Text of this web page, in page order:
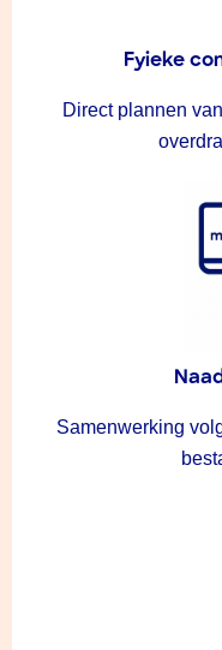
Fyieke
Direct plannen
Samenwerking